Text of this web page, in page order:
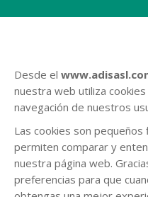
Desde el
nuestra web utiliza
navegación de nuestros
Las cookies son
permiten comparar y
nuestra página web.
preferencias para que